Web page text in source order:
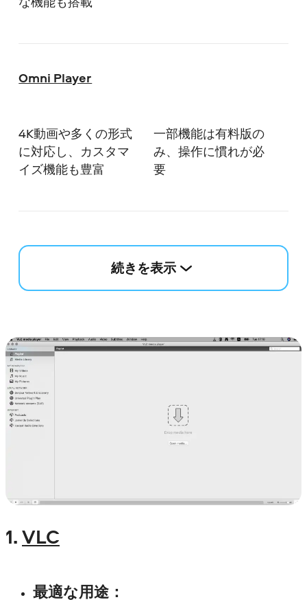
Omni Player
4K動画や多くの形式
に対応し、カスタマ
イズ機能も豊富
一部機能は有料版の
み、操作に慣れが必
要
続きを表示
1.VLC
最適な用途 ：